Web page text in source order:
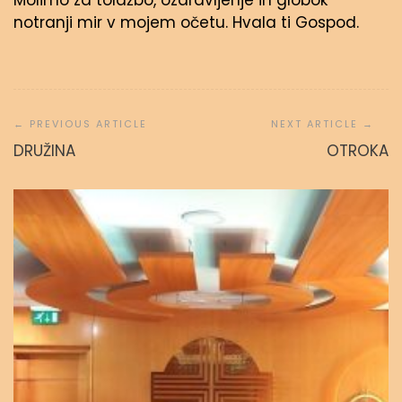
notranji mir v mojem očetu. Hvala ti Gospod.
prispevka
DRUŽINA OTROKA